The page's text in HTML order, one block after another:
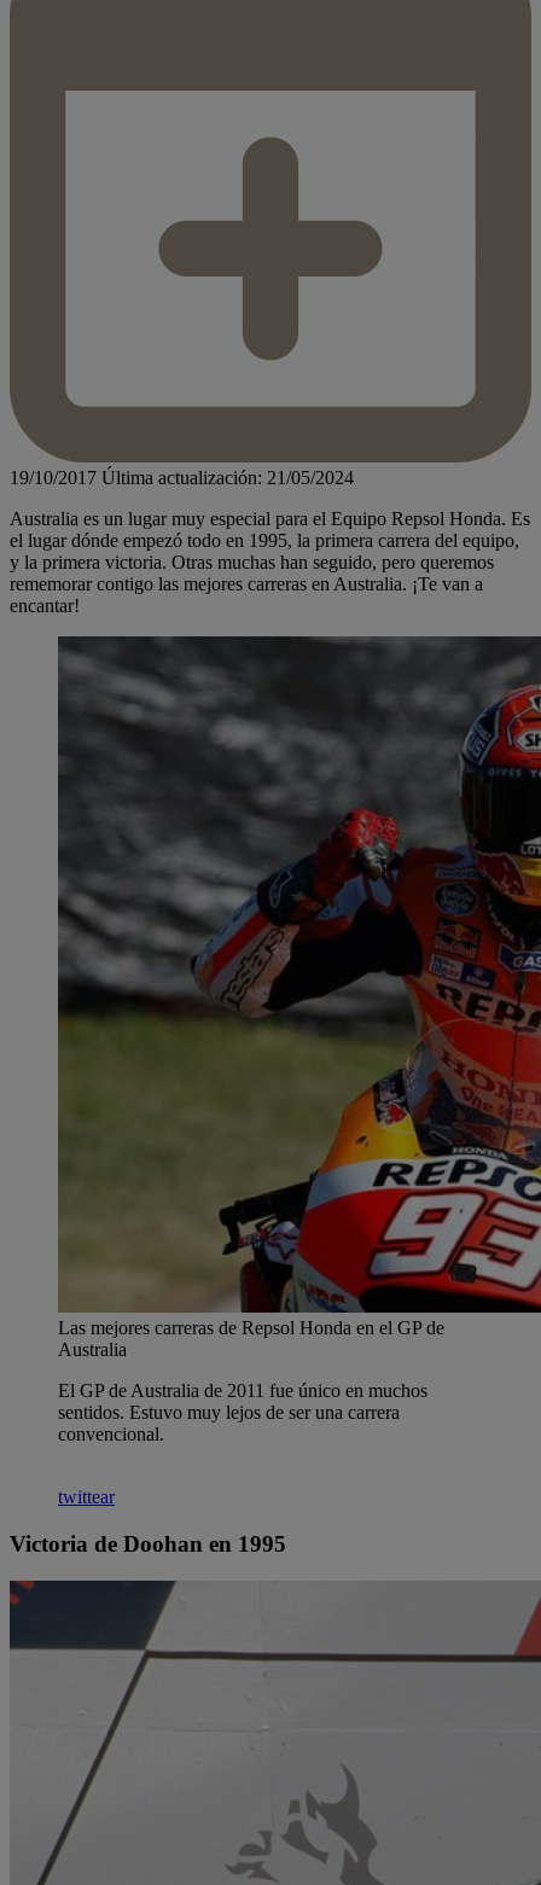
19/10/2017 Última actualización: 21/05/2024
Australia es un lugar muy especial para el Equipo Repsol Honda. Es
el lugar dónde empezó todo en 1995, la primera carrera del equipo,
y la primera victoria. Otras muchas han seguido, pero queremos
rememorar contigo las mejores carreras en Australia. ¡Te van a
encantar!
Las mejores carreras de Repsol Honda en el GP de
Australia
El GP de Australia de 2011 fue único en muchos
sentidos. Estuvo muy lejos de ser una carrera
convencional.
twittear
Victoria de Doohan en 1995